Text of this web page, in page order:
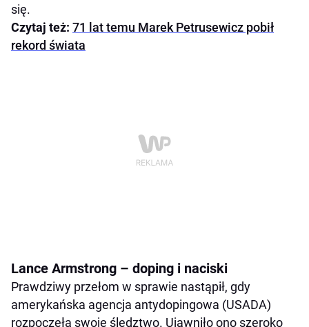
się.
Czytaj też: 71 lat temu Marek Petrusewicz pobił
rekord świata
Lance Armstrong – doping i naciski
Prawdziwy przełom w sprawie nastąpił, gdy
amerykańska agencja antydopingowa (USADA)
rozpoczęła swoje śledztwo. Ujawniło ono szeroko